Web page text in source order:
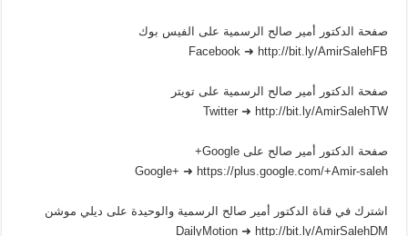
صفحة الدكتور أمير صالح الرسمية على الفيس بوك
Facebook ➜ http://bit.ly/AmirSalehFB
صفحة الدكتور أمير صالح الرسمية على تويتر
Twitter ➜ http://bit.ly/AmirSalehTW
صفحة الدكتور أمير صالح على Google+
Google+ ➜ https://plus.google.com/+Amir-saleh
اشترك في قناة الدكتور أمير صالح الرسمية والوحيدة على ديلي موشن
DailyMotion ➜ http://bit.ly/AmirSalehDM